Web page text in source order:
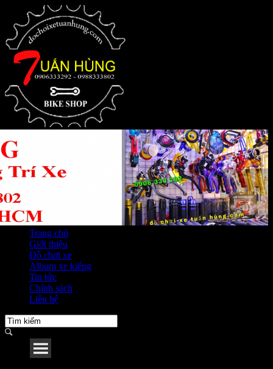
Trang chủ
Giới thiệu
Đồ chơi xe
Album xe kiểng
Tin tức
Chính sách
Liên hệ